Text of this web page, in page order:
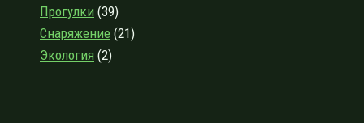
Прогулки (39)
Снаряжение (21)
Экология (2)